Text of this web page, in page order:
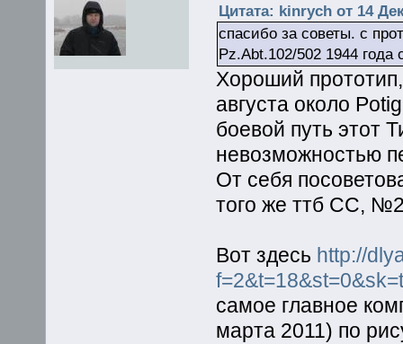
Цитата: kinrych от 14
спасибо за советы. с
Pz.Abt.102/502 1944
Хороший
августа около
боевой путь этот
невозможностью
От себя
того же ттб СС,
Вот здесь http://
самое главное
марта 2011) по